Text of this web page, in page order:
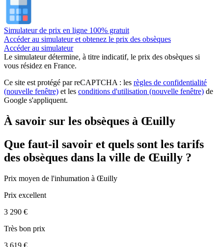
Simulateur de prix en ligne 100% gratuit
Accéder au simulateur et obtenez le prix des obsèques
Accéder au simulateur
Le simulateurdétermine, à titre indicatif, le prix des obsèques si
vous résidez en France.
Ce site est protégé par reCAPTCHA : les règles de confidentialité
(nouvelle fenêtre) et les conditions d'utilisation (nouvelle fenêtre) de
Google s'appliquent.
À savoir sur les obsèques à Œuilly
Que faut-il savoir et quels sont les tarifs
des obsèques dans la ville de Œuilly ?
Prix moyen de l'inhumation à Œuilly
Prix excellent
3 290 €
Très bon prix
3 619 €